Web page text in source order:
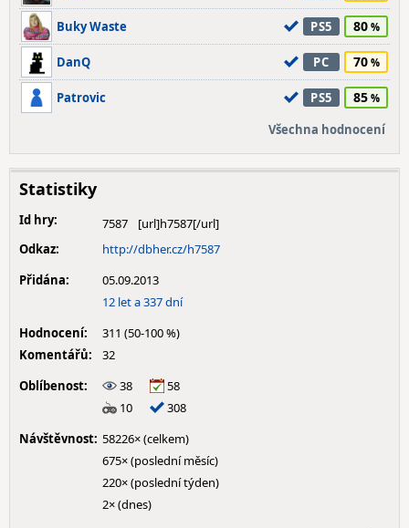
Buky Waste PS5 80
DanQ PC 70
Patrovic PS5 85
Všechna hodnocení
Statistiky
Id hry:
7587
Odkaz:
http://dbher.cz/h7587
Přidána:
05.09.2013
12 let a 337 dní
Hodnocení:
311 (50-100 %)
Komentářů:
32
Oblíbenost:
38
58
10
308
Návštěvnost: 58226× (celkem)
675× (poslední měsíc)
220× (poslední týden)
2× (dnes)